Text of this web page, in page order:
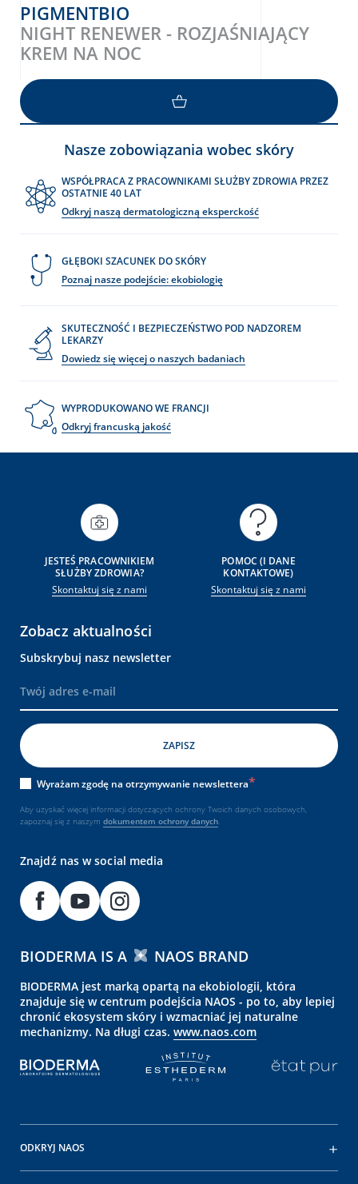
PIGMENTBIO
NIGHT RENEWER - ROZJAŚNIAJĄCY
KREM NA NOC
Nasze zobowiązania wobec skóry
WSPÓŁPRACA Z PRACOWNIKAMI SŁUŻBY ZDROWIA PRZEZ
OSTATNIE 40 LAT
Odkryj naszą dermatologiczną eksperckość
GŁĘBOKI SZACUNEK DO SKÓRY
Poznaj nasze podejście: ekobiologię
SKUTECZNOŚĆ I BEZPIECZEŃSTWO POD NADZOREM
LEKARZY
Dowiedz się więcej o naszych badaniach
WYPRODUKOWANO WE FRANCJI
Odkryj francuską jakość
JESTEŚ PRACOWNIKIEM
SŁUŻBY ZDROWIA?
Skontaktuj się z nami
POMOC (I DANE
KONTAKTOWE)
Skontaktuj się z nami
Zobacz aktualności
Subskrybuj nasz newsletter
Wyrażam zgodę na otrzymywanie newslettera
Aby uzyskać więcej informacji dotyczących ochrony Twoich danych osobowych,
zapoznaj się z naszym dokumentem ochrony danych.
Znajdź nas w social media
BIODERMA IS A NAOS BRAND
BIODERMA jest marką opartą na ekobiologii, która
znajduje się w centrum podejścia NAOS - po to, aby lepiej
chronić ekosystem skóry i wzmacniać jej naturalne
mechanizmy. Na długi czas. www.naos.com
ODKRYJ NAOS